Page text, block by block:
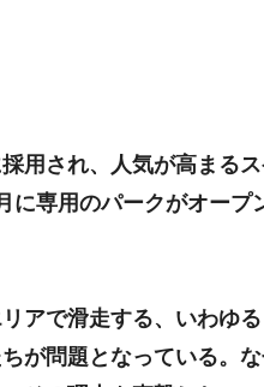
用され、人気が高まる
に専用のパークがオープ
アで滑走する、いわゆる
が問題となっている。